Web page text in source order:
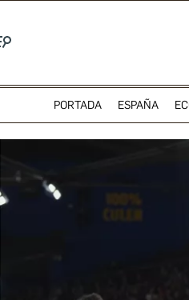
PORTADA ESPAÑA